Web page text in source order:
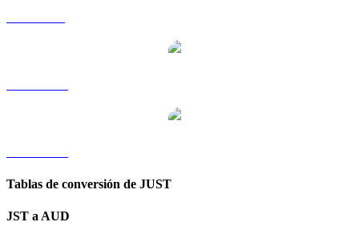
Tablas de conversión de JUST
JST a AUD